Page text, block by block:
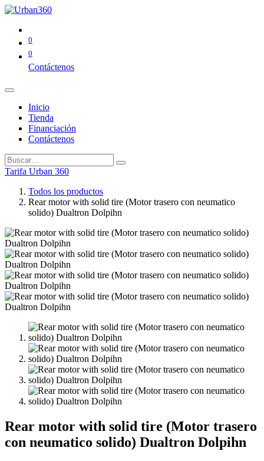
0
0
Contáctenos
Inicio
Tienda
Financiación
Contáctenos
Tarifa Urban 360
Todos los productos
Rear motor with solid tire (Motor trasero con neumatico
solido) Dualtron Dolpihn
Rear motor with solid tire (Motor trasero
con neumatico solido) Dualtron Dolpihn